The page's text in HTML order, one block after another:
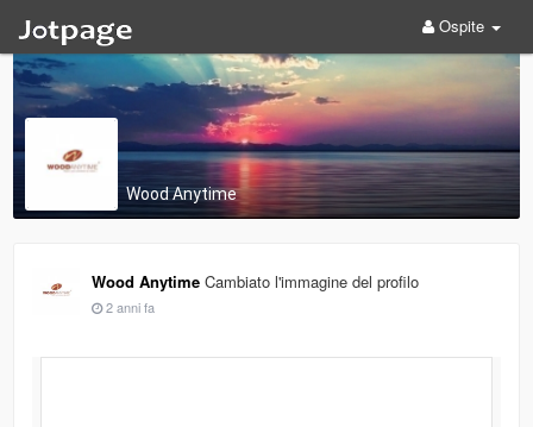
Ospite
Wood Anytime
Wood Anytime Cambiato l'immagine del profilo
2 anni fa